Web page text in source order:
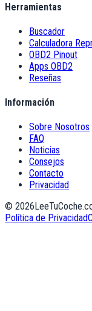
Herramientas
Buscador
Calculadora
OBD2 Pinout
Apps OBD2
Reseñas
Información
Sobre Nosotros
FAQ
Noticias
Consejos
Contacto
Privacidad
© 2026
Política de Privacidad